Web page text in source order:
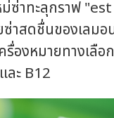
ม่ซ่าทะลุกราฟ
าสดชื่นของเลมอ
องหมายทางเลือ
ะ B12